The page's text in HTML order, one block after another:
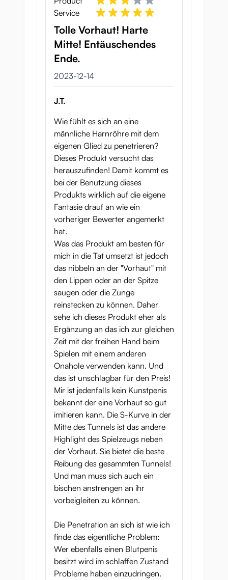
Service
Tolle Vorhaut! Harte
Mitte! Entäuschendes
Ende.
14 december 2023
2023-12-14
J.T.
Wie fühlt es sich an eine
männliche Harnröhre mit dem
eigenen Glied zu penetrieren?
Dieses Produkt versucht das
herauszufinden! Damit kommt es
bei der Benutzung dieses
Produkts wirklich auf die eigene
Fantasie drauf an wie ein
vorheriger Bewerter angemerkt
hat.
Was das Produkt am besten für
mich in die Tat umsetzt ist jedoch
das nibbeln an der "Vorhaut" mit
den Lippen oder an der Spitze
saugen oder die Zunge
reinstecken zu können. Daher
sehe ich dieses Produkt eher als
Ergänzung an das ich zur gleichen
Zeit mit der freihen Hand beim
Spielen mit einem anderen
Onahole verwenden kann. Und
das ist unschlagbar für den Preis!
Mir ist jedenfalls kein Kunstpenis
bekannt der eine Vorhaut so gut
imitieren kann. Die S-Kurve in der
Mitte des Tunnels ist das andere
Highlight des Spielzeugs neben
der Vorhaut. Sie bietet die beste
Reibung des gesammten Tunnels!
Und man muss sich auch ein
bischen anstrengen an ihr
vorbeigleiten zu können.
Die Penetration an sich ist wie ich
finde das eigentliche Problem:
Wer ebenfalls einen Blutpenis
besitzt wird im schlaffen Zustand
Probleme haben einzudringen.